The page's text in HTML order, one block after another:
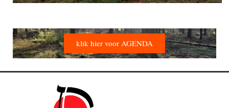
klik hier voor AGENDA